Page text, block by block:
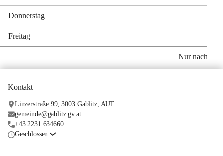
Donnerstag
Freitag
Nur nach
Kontakt
Linzerstraße 99, 3003 Gablitz, AUT
gemeinde@gablitz.gv.at
+43 2231 634660
Geschlossen